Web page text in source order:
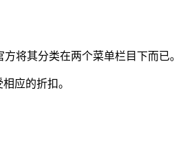
将其分类在两个菜单栏目下而已。
应的折扣。